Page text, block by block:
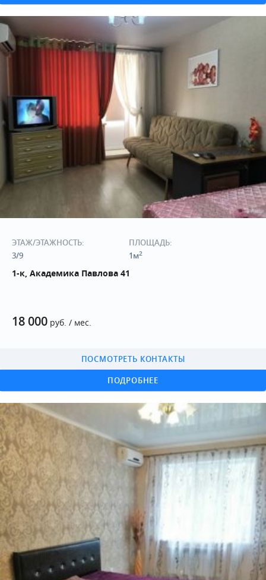
18 000 руб. / мес.
1-к, Академика Павлова 41
ПОДРОБНЕЕ
ПОСМОТРЕТЬ КОНТАКТЫ
ЭТАЖ/ЭТАЖНОСТЬ:
3/9
ПЛОЩАДЬ:
1м2